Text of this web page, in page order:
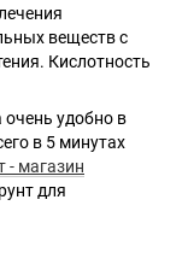
веществ с
Кислотность
очень удобно в
в 5 минутах
- магазин
для